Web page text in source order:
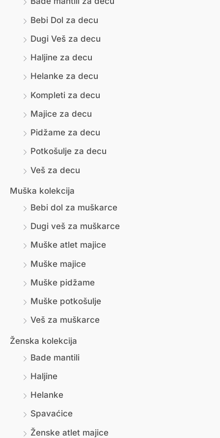
Bebi Dol za decu
Dugi Veš za decu
Haljine za decu
Helanke za decu
Kompleti za decu
Majice za decu
Pidžame za decu
Potkošulje za decu
Veš za decu
Muška kolekcija
Bebi dol za muškarce
Dugi veš za muškarce
Muške atlet majice
Muške majice
Muške pidžame
Muške potkošulje
Veš za muškarce
Ženska kolekcija
Bade mantili
Haljine
Helanke
Spavaćice
Ženske atlet majice